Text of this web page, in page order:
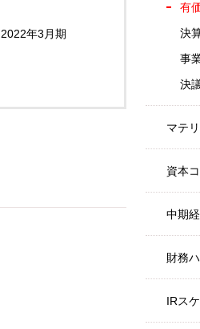
2022年3月期
有
決
事
決
マテ
資本
中期
財務
IRス